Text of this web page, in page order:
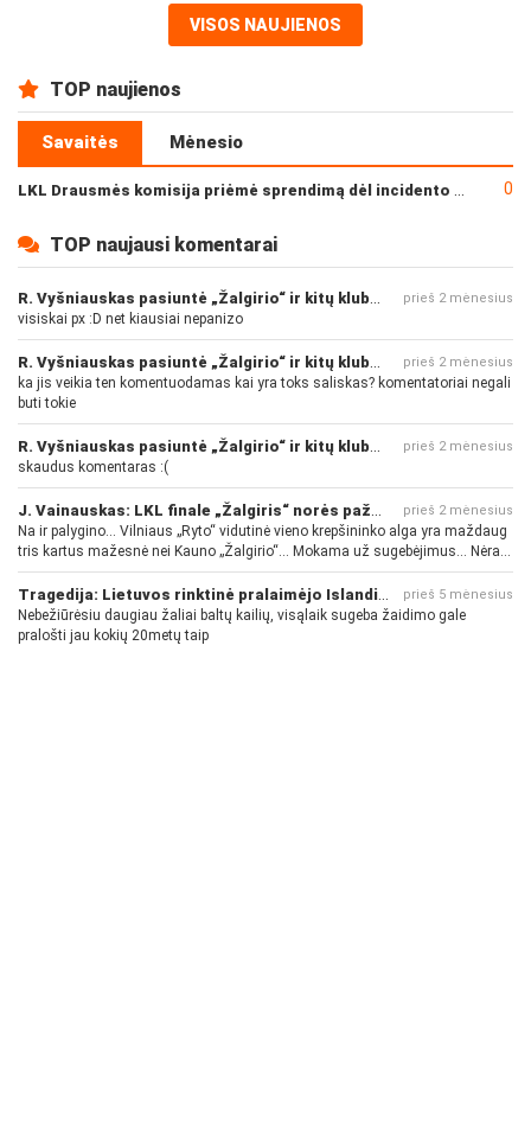
VISOS NAUJIENOS
TOP naujienos
Savaitės Mėnesio
LKL Drausmės komisija priėmė sprendimą dėl incidento po „Neptūno“ ir „Juventus“ rungtynių 0
TOP naujausi komentarai
prieš 2 mėnesius
visiskai px :D net kiausiai nepanizo
prieš 2 mėnesius
ka jis veikia ten komentuodamas kai yra toks saliskas? komentatoriai negali
buti tokie
prieš 2 mėnesius
skaudus komentaras :(
prieš 2 mėnesius
Na ir palygino... Vilniaus „Ryto“ vidutinė vieno krepšininko alga yra maždaug
tris kartus mažesnė nei Kauno „Žalgirio“... Mokama už sugebėjimus... Nėra
pinigų - nėra gerų žaidėjų...
prieš 5 mėnesius
Nebežiūrėsiu daugiau žaliai baltų kailių, visąlaik sugeba žaidimo gale
pralošti jau kokių 20metų taip